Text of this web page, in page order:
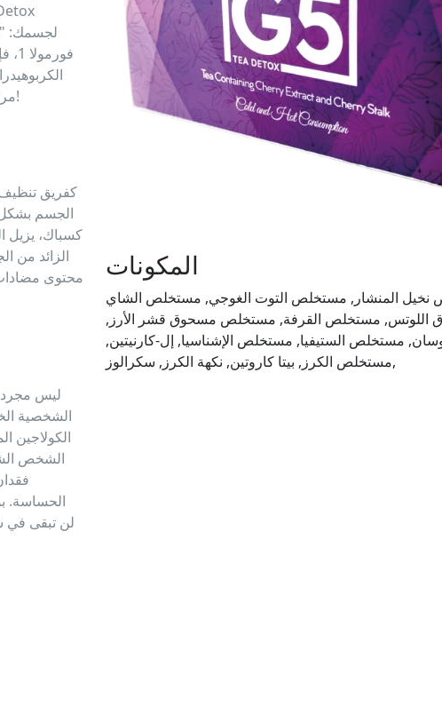
لجسمك:
مرتفع جدًا لدرجة أن معدتك تشعر كما لو كانت قد تناولت للتو وليمة ملكية!
الجسم بشكل
الزائد من
محتوى
الشخصية
الكولاجين
الشخص
الحساسة.
المكونات
نخيل المنشار, مستخلص التوت الغوجي, مستخلص الشاي
اللوتس, مستخلص القرفة, مستخلص مسحوق قشر الأرز,
مستخلص الستيفيا, مستخلص الإشناسيا, إل-كارنيتين,
مستخلص الكرز, بيتا كاروتين, نكهة الكرز, سكرالوز,